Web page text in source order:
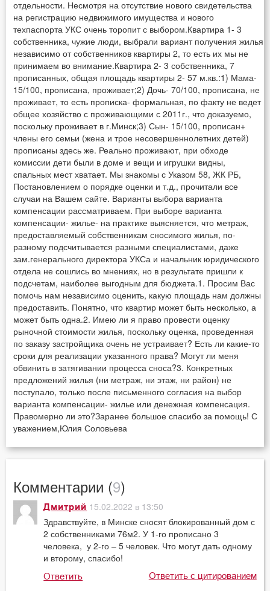
отдельности. Несмотря на отсутствие нового свидетельства
на регистрацию недвижимого имущества и нового
техпаспорта УКС очень торопит с выбором.Квартира 1- 3
собственника, чужие люди, выбрали вариант получения жилья
независимо от собственников квартиры 2, то есть их мы не
принимаем во внимание.Квартира 2- 3 собственника, 7
прописанных, общая площадь квартиры 2- 57 м.кв.:1) Мама-
15/100, прописана, проживает;2) Дочь- 70/100, прописана, не
проживает, то есть прописка- формальная, по факту не ведет
общее хозяйство с проживающими с 2011г., что доказуемо,
поскольку проживает в г.Минск;3) Сын- 15/100, прописан+
члены его семьи (жена и трое несовершеннолетних детей)
прописаны здесь же. Реально проживают, при обходе
комиссии дети были в доме и вещи и игрушки видны,
спальных мест хватает. Мы знакомы с Указом 58, ЖК РБ,
Постановлением о порядке оценки и т.д., прочитали все
случаи на Вашем сайте. Варианты выбора варианта
компенсации рассматриваем. При выборе варианта
компенсации- жилье- на практике выясняется, что метраж,
предоставляемый собственникам сносимого жилья, по-
разному подсчитывается разными специалистами, даже
зам.генерального директора УКСа и начальник юридического
отдела не сошлись во мнениях, но в результате пришли к
подсчетам, наиболее выгодным для бюджета.1. Просим Вас
помочь нам независимо оценить, какую площадь нам должны
предоставить. Понятно, что квартир может быть несколько, а
может быть одна.2. Имею ли я право провести оценку
рыночной стоимости жилья, поскольку оценка, проведенная
по заказу застройщика очень не устраивает? Есть ли какие-то
сроки для реализации указанного права? Могут ли меня
обвинить в затягивании процесса сноса?3. Конкретных
предложений жилья (ни метраж, ни этаж, ни район) не
поступало, только после письменного согласия на выбор
варианта компенсации- жилье или денежная компенсация.
Правомерно ли это?Заранее большое спасибо за помощь! С
уважением,Юлия Соловьева
Комментарии (9)
Дмитрий 15.02.2022 в 13:50
Здравствуйте, в Минске сносят блокированный дом с
2 собственниками 76м2. У 1-го прописано 3
человека, у 2-го – 5 человек. Что могут дать одному
и второму, спасибо!
Ответить Ответить с цитированием